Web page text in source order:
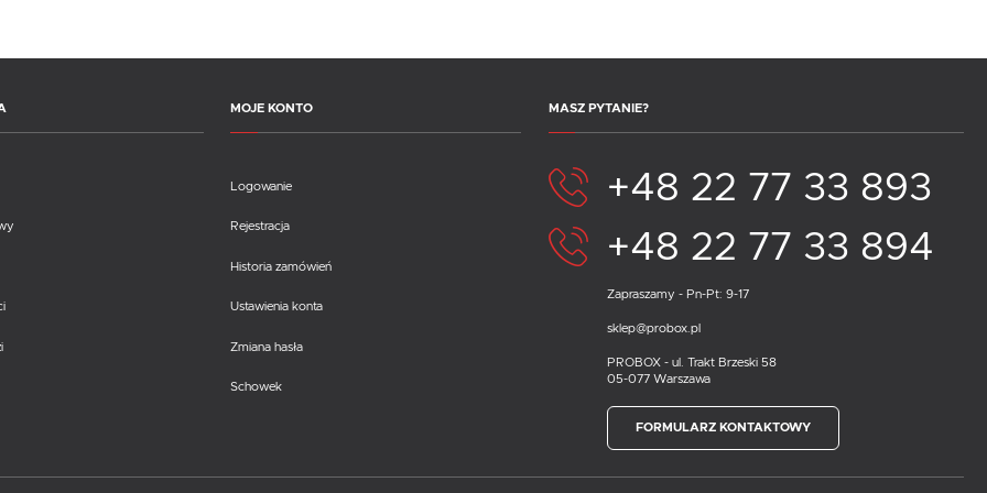
MOJE KONTO
Logowanie
Rejestracja
Historia zamówień
Ustawienia konta
Zmiana hasła
Schowek
MASZ PYTANIE?
+48 22 77 33 893
+48 22 77 33 894
Zapraszamy - Pn-Pt: 9-17
sklep@probox.pl
PROBOX - ul. Trakt Brzeski 58
05-077 Warszawa
FORMULARZ KONTAKTOWY